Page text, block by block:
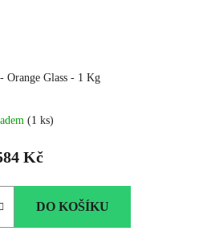
Orange Glass - 1 Kg
(1 ks)
Kč
DO KOŠÍKU